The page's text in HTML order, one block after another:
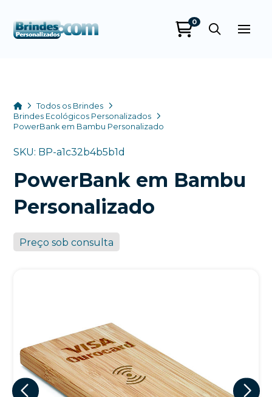
0
HomeTodos os Brindes
Brindes Ecológicos Personalizados
PowerBank em Bambu Personalizado
SKU: BP-a1c32b4b5b1d
PowerBank em Bambu
Personalizado
Preço sob consulta
+55
Eu concordo em receber comunicações.
A nossa empresa está comprometida a proteger e respeitar
sua privacidade, utilizaremos seus dados apenas para fins
de marketing. Você pode alterar suas preferências a
qualquer momento.